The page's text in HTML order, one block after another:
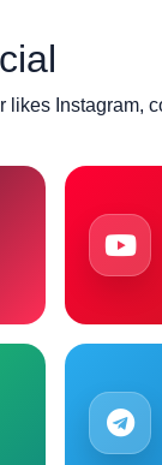
Instagram,